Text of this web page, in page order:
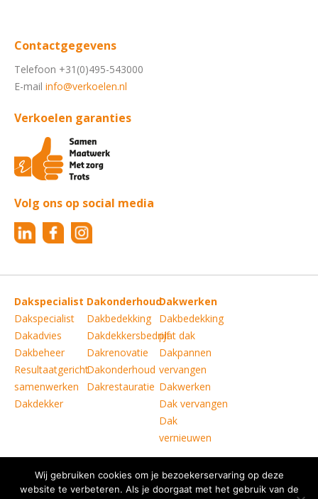
Contactgegevens
Telefoon +31(0)495-543000
E-mail info@verkoelen.nl
Verkoelen garanties
Volg ons op social media
Dakspecialist
Dakspecialist
Dakadvies
Dakbeheer
Resultaatgericht
samenwerken
Dakdekker
Dakonderhoud
Dakbedekking
Dakdekkersbedrijf
Dakrenovatie
Dakonderhoud
Dakrestauratie
Dakwerken
Dakbedekking
plat dak
Dakpannen
vervangen
Dakwerken
Dak vervangen
Dak
vernieuwen
Copyright © Verkoelen Dakspecialisten Weert B.V.
|
Wij gebruiken cookies om je bezoekerservaring op deze
website te verbeteren. Als je doorgaat met het gebruik van de